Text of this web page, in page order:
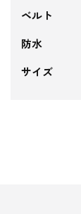
ベルト
防水
サイズ